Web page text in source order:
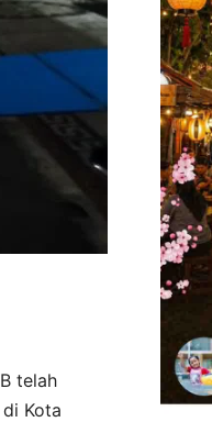
telah
Kota